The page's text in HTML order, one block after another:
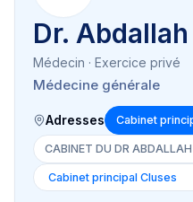
Dr.
Médecin · Exercice privé
Médecine générale
Adresses Cabinet
CABINET DU DR